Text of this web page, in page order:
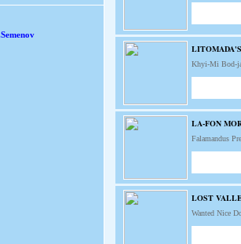
Khyi-Mi Bod-
LA-FON
Falamandus
LOST
Wanted Nice